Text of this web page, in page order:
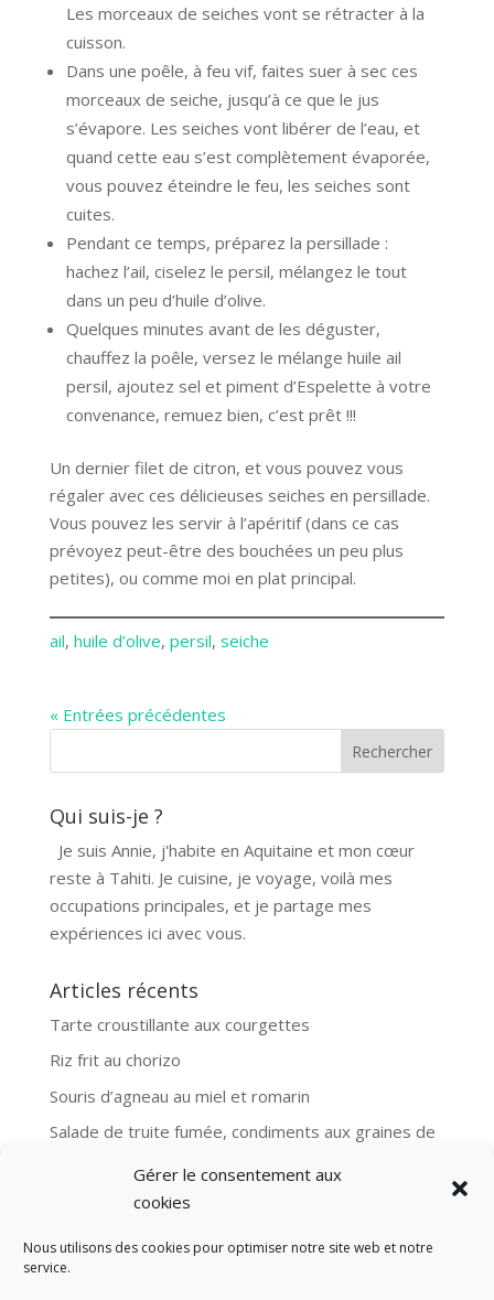
Gérer le consentement aux
cookies
Nous utilisons des cookies pour optimiser notre site web et notre
service.
Les morceaux de seiches vont se rétracter à la
cuisson.
Dans une poêle, à feu vif, faites suer à sec ces
morceaux de seiche, jusqu’à ce que le jus
s’évapore. Les seiches vont libérer de l’eau, et
quand cette eau s’est complètement évaporée,
vous pouvez éteindre le feu, les seiches sont
cuites.
Pendant ce temps, préparez la persillade :
hachez l’ail, ciselez le persil, mélangez le tout
dans un peu d’huile d’olive.
Quelques minutes avant de les déguster,
chauffez la poêle, versez le mélange huile ail
persil, ajoutez sel et piment d’Espelette à votre
convenance, remuez bien, c’est prêt !!!
Un dernier filet de citron, et vous pouvez vous
régaler avec ces délicieuses seiches en persillade.
Vous pouvez les servir à l’apéritif (dans ce cas
prévoyez peut-être des bouchées un peu plus
petites), ou comme moi en plat principal.
ail, huile d’olive, persil, seiche
« Entrées précédentes
Qui suis-je ?
Je suis Annie, j'habite en Aquitaine et mon cœur
reste à Tahiti. Je cuisine, je voyage, voilà mes
occupations principales, et je partage mes
expériences ici avec vous.
Articles récents
Tarte croustillante aux courgettes
Riz frit au chorizo
Souris d’agneau au miel et romarin
Salade de truite fumée, condiments aux graines de
Aubergines et boulgour, recette Ottolenghi